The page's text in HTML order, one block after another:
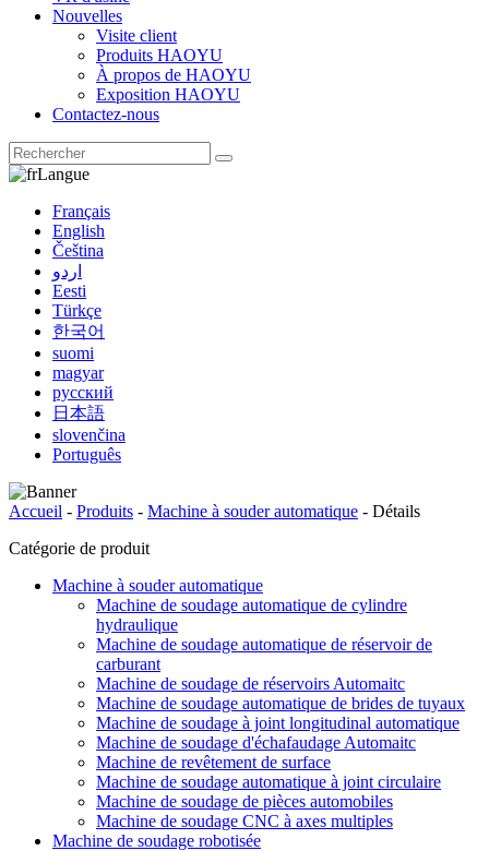
Nouvelles
Visite client
Produits HAOYU
À propos de HAOYU
Exposition HAOYU
Contactez-nous
Langue
Français
English
Čeština
اردو
Eesti
Türkçe
한국어
suomi
magyar
русский
日本語
slovenčina
Português
Accueil - Produits - Machine à souder automatique - Détails
Catégorie de produit
Machine à souder automatique
Machine de soudage automatique de cylindre
hydraulique
Machine de soudage automatique de réservoir de
carburant
Machine de soudage de réservoirs Automaitc
Machine de soudage automatique de brides de tuyaux
Machine de soudage à joint longitudinal automatique
Machine de soudage d'échafaudage Automaitc
Machine de revêtement de surface
Machine de soudage automatique à joint circulaire
Machine de soudage de pièces automobiles
Machine de soudage CNC à axes multiples
Machine de soudage robotisée